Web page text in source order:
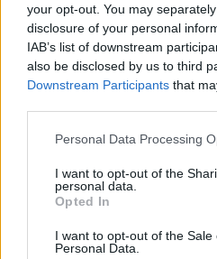
your opt-out. You may
disclosure of your personal
IAB’s list of downstream
also be disclosed by us to third
Downstream Participants that
Personal Data Processing
I want to opt-out of the
personal data.
Opted In
I want to opt-out of the Sale
Personal Data.